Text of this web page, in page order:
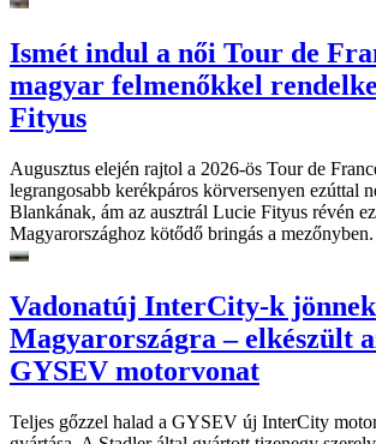
Ismét indul a női Tour de
magyar felmenőkkel
Fityus
Augusztus elején rajtol a 2026-ös Tour de
legrangosabb kerékpáros körversenyen ezúttal
Blankának, ám az ausztrál Lucie Fityus révén
Magyarországhoz kötődő bringás a mezőnyben.
Vadonatúj InterCity-k jönnek
Magyarországra – elkészült
GYSEV motorvonat
Teljes gőzzel halad a GYSEV új InterCity